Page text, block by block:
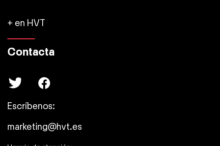
+ en HVT
Contacta
Escríbenos:
marketing@hvt.es